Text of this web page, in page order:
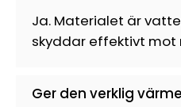
Ja. Materialet är
skyddar effektivt mot
Ger den verklig